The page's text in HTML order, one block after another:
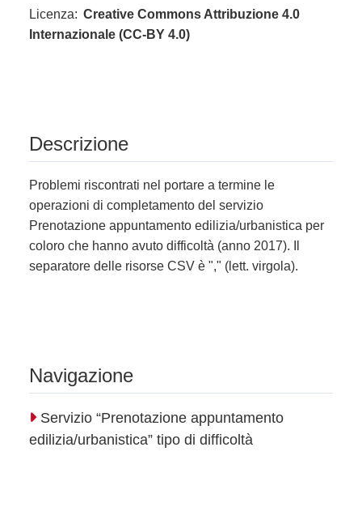
Licenza: Creative Commons Attribuzione 4.0
Internazionale (CC-BY 4.0)
Descrizione
Problemi riscontrati nel portare a termine le
operazioni di completamento del servizio
Prenotazione appuntamento edilizia/urbanistica per
coloro che hanno avuto difficoltà (anno 2017). Il
separatore delle risorse CSV è "," (lett. virgola).
Navigazione
Servizio “Prenotazione appuntamento
edilizia/urbanistica” tipo di difficoltà